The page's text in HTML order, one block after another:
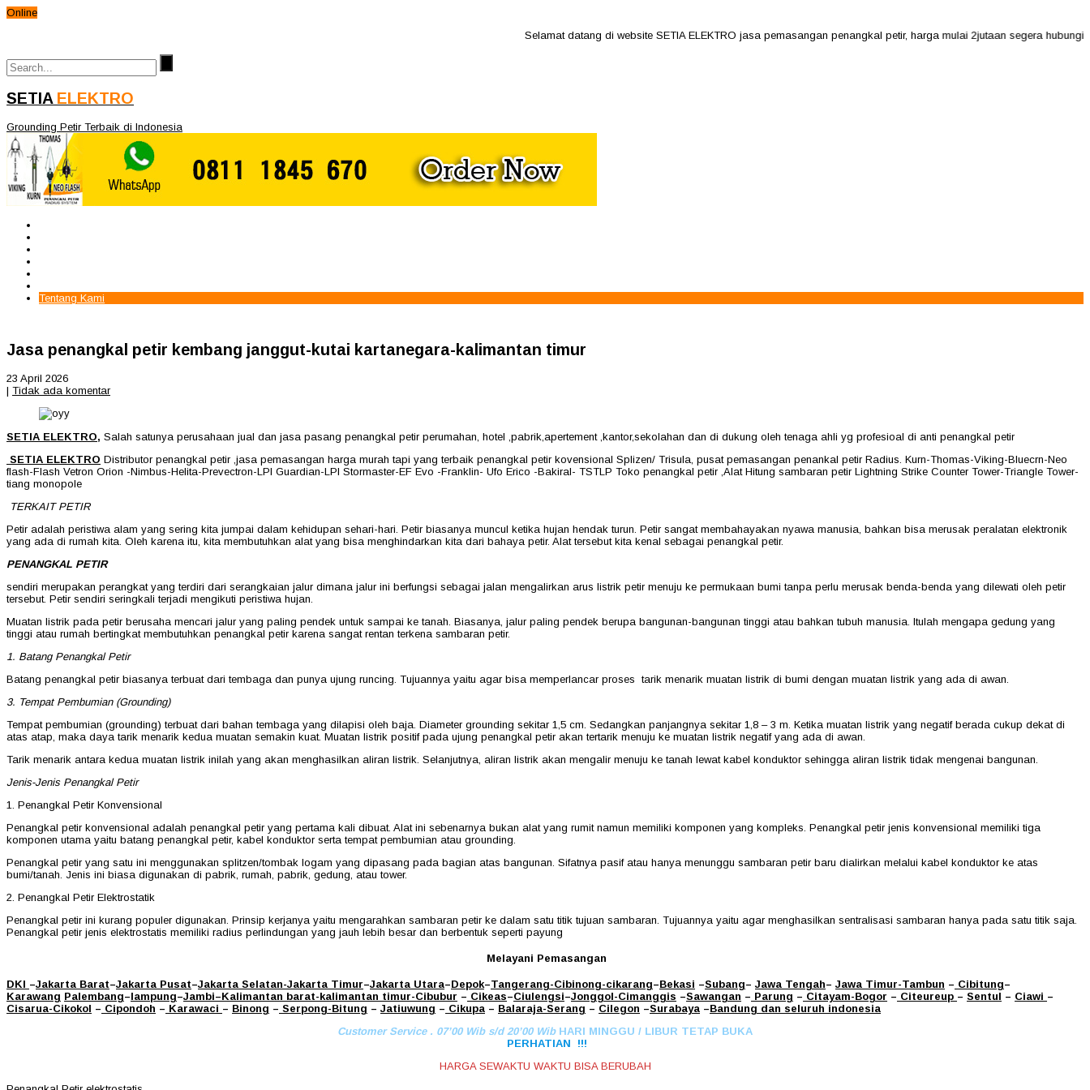
Online
Selamat datang di website SETIA ELEKTRO jasa pemasangan penangkal petir, harga mulai 2jutaan segera hubungi
SETIA ELEKTRO
Grounding Petir Terbaik di Indonesia
Tentang Kami
Jasa penangkal petir kembang janggut-kutai kartanegara-kalimantan timur
23 April 2026
| Tidak ada komentar
SETIA ELEKTRO, Salah satunya perusahaan jual dan jasa pasang penangkal petir perumahan, hotel ,pabrik,apertement ,kantor,sekolahan dan di dukung oleh tenaga ahli yg profesioal di anti penangkal petir
SETIA ELEKTRO Distributor penangkal petir ,jasa pemasangan harga murah tapi yang terbaik penangkal petir kovensional Splizen/ Trisula, pusat pemasangan penankal petir Radius. Kurn-Thomas-Viking-Bluecrn-Neo
flash-Flash Vetron Orion -Nimbus-Helita-Prevectron-LPI Guardian-LPI Stormaster-EF Evo -Franklin- Ufo Erico -Bakiral- TSTLP Toko penangkal petir ,Alat Hitung sambaran petir Lightning Strike Counter Tower-Triangle Tower-
tiang monopole
TERKAIT PETIR
Petir adalah peristiwa alam yang sering kita jumpai dalam kehidupan sehari-hari. Petir biasanya muncul ketika hujan hendak turun. Petir sangat membahayakan nyawa manusia, bahkan bisa merusak peralatan elektronik
yang ada di rumah kita. Oleh karena itu, kita membutuhkan alat yang bisa menghindarkan kita dari bahaya petir. Alat tersebut kita kenal sebagai penangkal petir.
PENANGKAL PETIR
sendiri merupakan perangkat yang terdiri dari serangkaian jalur dimana jalur ini berfungsi sebagai jalan mengalirkan arus listrik petir menuju ke permukaan bumi tanpa perlu merusak benda-benda yang dilewati oleh petir
tersebut. Petir sendiri seringkali terjadi mengikuti peristiwa hujan.
Muatan listrik pada petir berusaha mencari jalur yang paling pendek untuk sampai ke tanah. Biasanya, jalur paling pendek berupa bangunan-bangunan tinggi atau bahkan tubuh manusia. Itulah mengapa gedung yang
tinggi atau rumah bertingkat membutuhkan penangkal petir karena sangat rentan terkena sambaran petir.
1. Batang Penangkal Petir
Batang penangkal petir biasanya terbuat dari tembaga dan punya ujung runcing. Tujuannya yaitu agar bisa memperlancar proses tarik menarik muatan listrik di bumi dengan muatan listrik yang ada di awan.
3. Tempat Pembumian (Grounding)
Tempat pembumian (grounding) terbuat dari bahan tembaga yang dilapisi oleh baja. Diameter grounding sekitar 1,5 cm. Sedangkan panjangnya sekitar 1,8 – 3 m. Ketika muatan listrik yang negatif berada cukup dekat di
atas atap, maka daya tarik menarik kedua muatan semakin kuat. Muatan listrik positif pada ujung penangkal petir akan tertarik menuju ke muatan listrik negatif yang ada di awan.
Tarik menarik antara kedua muatan listrik inilah yang akan menghasilkan aliran listrik. Selanjutnya, aliran listrik akan mengalir menuju ke tanah lewat kabel konduktor sehingga aliran listrik tidak mengenai bangunan.
Jenis-Jenis Penangkal Petir
1. Penangkal Petir Konvensional
Penangkal petir konvensional adalah penangkal petir yang pertama kali dibuat. Alat ini sebenarnya bukan alat yang rumit namun memiliki komponen yang kompleks. Penangkal petir jenis konvensional memiliki tiga
komponen utama yaitu batang penangkal petir, kabel konduktor serta tempat pembumian atau grounding.
Penangkal petir yang satu ini menggunakan splitzen/tombak logam yang dipasang pada bagian atas bangunan. Sifatnya pasif atau hanya menunggu sambaran petir baru dialirkan melalui kabel konduktor ke atas
bumi/tanah. Jenis ini biasa digunakan di pabrik, rumah, pabrik, gedung, atau tower.
2. Penangkal Petir Elektrostatik
Penangkal petir ini kurang populer digunakan. Prinsip kerjanya yaitu mengarahkan sambaran petir ke dalam satu titik tujuan sambaran. Tujuannya yaitu agar menghasilkan sentralisasi sambaran hanya pada satu titik saja.
Penangkal petir jenis elektrostatis memiliki radius perlindungan yang jauh lebih besar dan berbentuk seperti payung
Melayani Pemasangan
DKI –Jakarta Barat–Jakarta Pusat–Jakarta Selatan-Jakarta Timur–Jakarta Utara–Depok–Tangerang-Cibinong-cikarang–Bekasi –Subang– Jawa Tengah– Jawa Timur-Tambun – Cibitung–
Karawang Palembang–lampung–Jambi–Kalimantan barat-kalimantan timur-Cibubur – Cikeas–Ciulengsi–Jonggol-Cimanggis –Sawangan – Parung – Citayam-Bogor – Citeureup – Sentul – Ciawi –
Cisarua-Cikokol – Cipondoh – Karawaci – Binong – Serpong-Bitung – Jatiuwung – Cikupa – Balaraja-Serang – Cilegon –Surabaya –Bandung dan seluruh indonesia
Customer Service . 07’00 Wib s/d 20’00 WibHARI MINGGU / LIBUR TETAP BUKA
PERHATIAN !!!
HARGA SEWAKTU WAKTU BISA BERUBAH